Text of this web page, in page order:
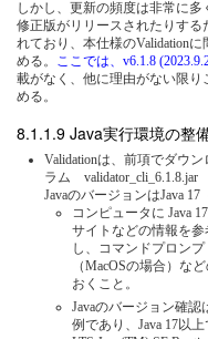
しかし、更新の頻度は非常に
修正版がリリースされたりする
れており、本仕様のValidation
める。 ここでは、v6.1.8
載がなく、他に理由がない限
める。
Java実行環境の整
Validationは、前項でダウ
ラム validator_cli_6.1.8.jar
JavaのバージョンはJava 17
コンピュータに Java
サイトなどの情報を参
し、コマンドプロン
（MacOSの場合）な
おくこと。
Javaのバージョン確認
例であり、Java 17以